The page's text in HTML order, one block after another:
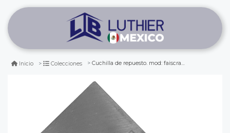
Inicio Colecciones Cuchilla de repuesto. mod: faiscraperrb para bastren raspador